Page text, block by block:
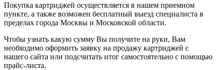
Покупка картриджей осуществляется в нашем приемном
пункте, а также возможен бесплатный выезд специалиста в
пределах города Москвы и Московской области.
Чтобы узнать какую сумму Вы получите на руки, Вам
необходимо оформить заявку на продажу картриджей с
нашего сайта или подсчитать итог самостоятельно с помощью
прайс-листа.